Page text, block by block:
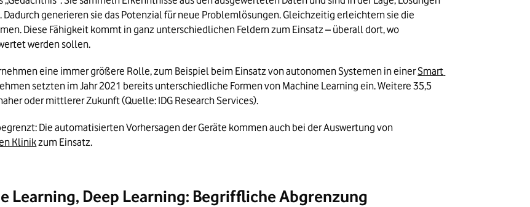
generieren sie das Potenzial für neue Problemlösungen. Gleichzeitig erleichtern sie die
Diese Fähigkeit kommt in ganz unterschiedlichen Feldern zum Einsatz – überall dort, wo
werden sollen.
eine immer größere Rolle, zum Beispiel beim Einsatz von autonomen Systemen in einer Smart
setzten im Jahr 2021 bereits unterschiedliche Formen von Machine Learning ein. Weitere 35,5
oder mittlerer Zukunft (Quelle: IDG Research Services).
Die automatisierten Vorhersagen der Geräte kommen auch bei der Auswertung von
Klinik zum Einsatz.
Learning, Deep Learning: Begriffliche Abgrenzung